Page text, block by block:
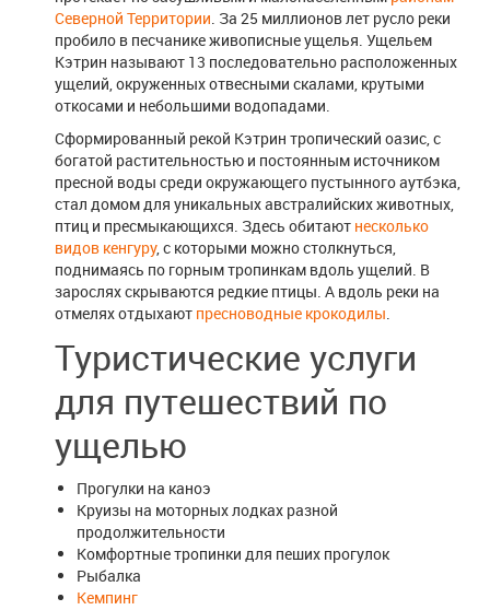
Северной Территории. За 25 миллионов лет русло реки
пробило в песчанике живописные ущелья. Ущельем
Кэтрин называют 13 последовательно расположенных
ущелий, окруженных отвесными скалами, крутыми
откосами и небольшими водопадами.
Сформированный рекой Кэтрин тропический оазис, с
богатой растительностью и постоянным источником
пресной воды среди окружающего пустынного аутбэка,
стал домом для уникальных австралийских животных,
птиц и пресмыкающихся. Здесь обитают несколько
видов кенгуру, с которыми можно столкнуться,
поднимаясь по горным тропинкам вдоль ущелий. В
зарослях скрываются редкие птицы. А вдоль реки на
отмелях отдыхают пресноводные крокодилы.
Туристические услуги
для путешествий по
ущелью
Прогулки на каноэ
Круизы на моторных лодках разной
продолжительности
Комфортные тропинки для пеших прогулок
Рыбалка
Кемпинг